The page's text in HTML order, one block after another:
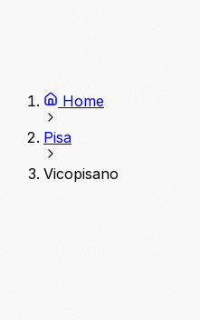
Home
Pisa
Vicopisano